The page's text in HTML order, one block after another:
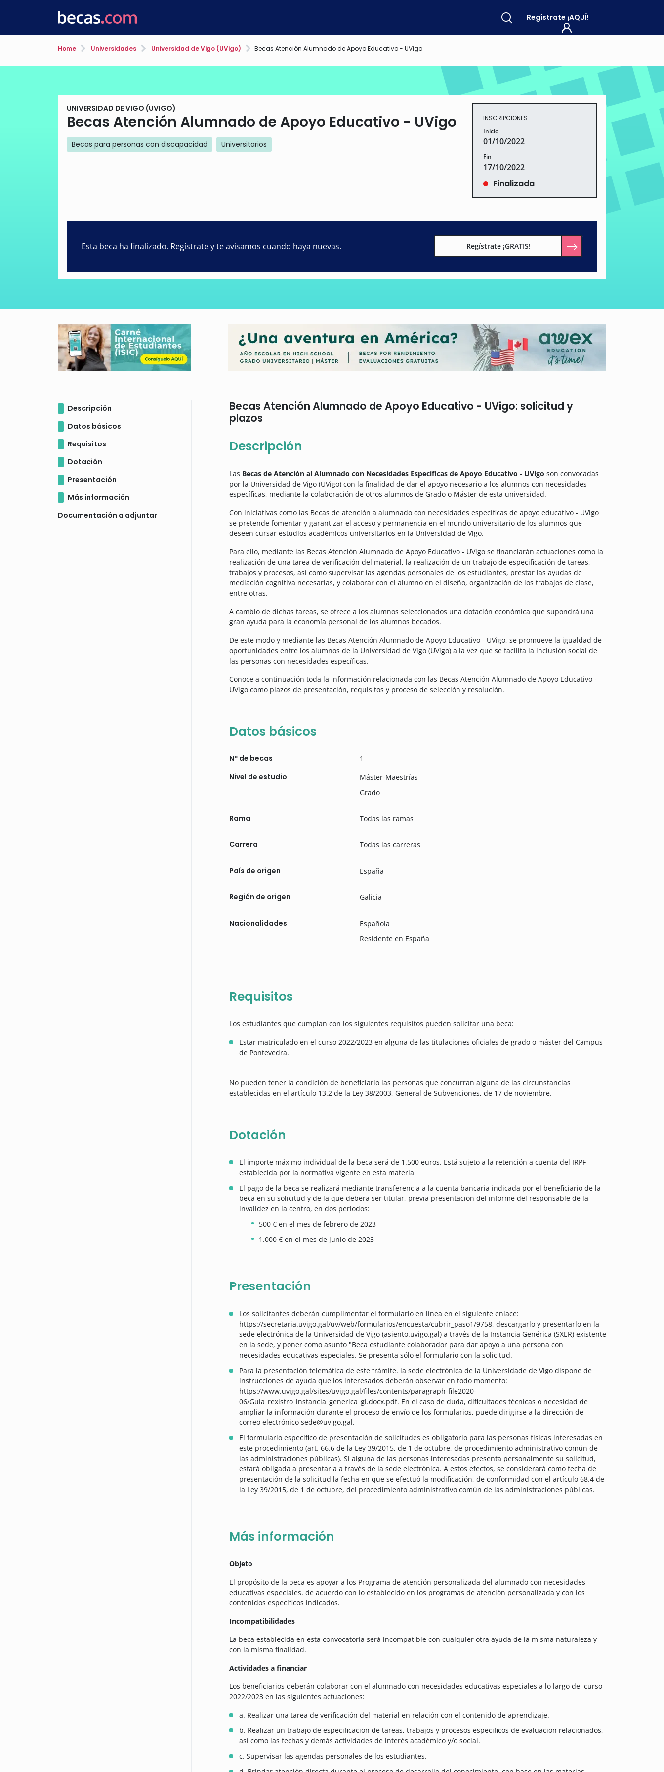
Regístrate ¡AQUÍ!
Home Universidades Universidad de Vigo (UVigo) Becas Atención Alumnado de Apoyo Educativo - UVigo
UNIVERSIDAD DE VIGO (UVIGO)
Becas Atención Alumnado de Apoyo Educativo - UVigo
Becas para personas con discapacidad Universitarios
INSCRIPCIONES
Inicio
01/10/2022
Fin
17/10/2022
Finalizada
Esta beca ha finalizado. Regístrate y te avisamos cuando haya nuevas. Regístrate ¡GRATIS!
Descripción
Datos básicos
Requisitos
Dotación
Presentación
Más información
Documentación a adjuntar
Becas Atención Alumnado de Apoyo Educativo - UVigo: solicitud y
plazos
Descripción
Las Becas de Atención al Alumnado con Necesidades Específicas de Apoyo Educativo - UVigo son convocadas
por la Universidad de Vigo (UVigo) con la finalidad de dar el apoyo necesario a los alumnos con necesidades
específicas, mediante la colaboración de otros alumnos de Grado o Máster de esta universidad.
Con iniciativas como las Becas de atención a alumnado con necesidades específicas de apoyo educativo - UVigo
se pretende fomentar y garantizar el acceso y permanencia en el mundo universitario de los alumnos que
deseen cursar estudios académicos universitarios en la Universidad de Vigo.
Para ello, mediante las Becas Atención Alumnado de Apoyo Educativo - UVigo se financiarán actuaciones como la
realización de una tarea de verificación del material, la realización de un trabajo de especificación de tareas,
trabajos y procesos, así como supervisar las agendas personales de los estudiantes, prestar las ayudas de
mediación cognitiva necesarias, y colaborar con el alumno en el diseño, organización de los trabajos de clase,
entre otras.
A cambio de dichas tareas, se ofrece a los alumnos seleccionados una dotación económica que supondrá una
gran ayuda para la economía personal de los alumnos becados.
De este modo y mediante las Becas Atención Alumnado de Apoyo Educativo - UVigo, se promueve la igualdad de
oportunidades entre los alumnos de la Universidad de Vigo (UVigo) a la vez que se facilita la inclusión social de
las personas con necesidades específicas.
Conoce a continuación toda la información relacionada con las Becas Atención Alumnado de Apoyo Educativo -
UVigo como plazos de presentación, requisitos y proceso de selección y resolución.
Datos básicos
Nº de becas 1
Nivel de estudio
Máster-Maestrías
Grado
Rama Todas las ramas
Carrera Todas las carreras
País de origen España
Región de origen Galicia
Nacionalidades
Española
Residente en España
Requisitos
Los estudiantes que cumplan con los siguientes requisitos pueden solicitar una beca:
Estar matriculado en el curso 2022/2023 en alguna de las titulaciones oficiales de grado o máster del Campus
de Pontevedra.
No pueden tener la condición de beneficiario las personas que concurran alguna de las circunstancias
establecidas en el artículo 13.2 de la Ley 38/2003, General de Subvenciones, de 17 de noviembre.
Dotación
El importe máximo individual de la beca será de 1.500 euros. Está sujeto a la retención a cuenta del IRPF
establecida por la normativa vigente en esta materia.
El pago de la beca se realizará mediante transferencia a la cuenta bancaria indicada por el beneficiario de la
beca en su solicitud y de la que deberá ser titular, previa presentación del informe del responsable de la
invalidez en la centro, en dos periodos:
500 € en el mes de febrero de 2023
1.000 € en el mes de junio de 2023
Presentación
Los solicitantes deberán cumplimentar el formulario en línea en el siguiente enlace:
https://secretaria.uvigo.gal/uv/web/formularios/encuesta/cubrir_paso1/9758, descargarlo y presentarlo en la
sede electrónica de la Universidad de Vigo (asiento.uvigo.gal) a través de la Instancia Genérica (SXER) existente
en la sede, y poner como asunto "Beca estudiante colaborador para dar apoyo a una persona con
necesidades educativas especiales. Se presenta sólo el formulario con la solicitud.
Para la presentación telemática de este trámite, la sede electrónica de la Universidade de Vigo dispone de
instrucciones de ayuda que los interesados deberán observar en todo momento:
https://www.uvigo.gal/sites/uvigo.gal/files/contents/paragraph-file2020-
06/Guia_rexistro_instancia_generica_gl.docx.pdf. En el caso de duda, dificultades técnicas o necesidad de
ampliar la información durante el proceso de envío de los formularios, puede dirigirse a la dirección de
correo electrónico sede@uvigo.gal.
El formulario específico de presentación de solicitudes es obligatorio para las personas físicas interesadas en
este procedimiento (art. 66.6 de la Ley 39/2015, de 1 de octubre, de procedimiento administrativo común de
las administraciones públicas). Si alguna de las personas interesadas presenta personalmente su solicitud,
estará obligada a presentarla a través de la sede electrónica. A estos efectos, se considerará como fecha de
presentación de la solicitud la fecha en que se efectuó la modificación, de conformidad con el artículo 68.4 de
la Ley 39/2015, de 1 de octubre, del procedimiento administrativo común de las administraciones públicas.
Más información
Objeto
El propósito de la beca es apoyar a los Programa de atención personalizada del alumnado con necesidades
educativas especiales, de acuerdo con lo establecido en los programas de atención personalizada y con los
contenidos específicos indicados.
Incompatibilidades
La beca establecida en esta convocatoria será incompatible con cualquier otra ayuda de la misma naturaleza y
con la misma finalidad.
Actividades a financiar
Los beneficiarios deberán colaborar con el alumnado con necesidades educativas especiales a lo largo del curso
2022/2023 en las siguientes actuaciones:
a. Realizar una tarea de verificación del material en relación con el contenido de aprendizaje.
b. Realizar un trabajo de especificación de tareas, trabajos y procesos específicos de evaluación relacionados,
así como las fechas y demás actividades de interés académico y/o social.
c. Supervisar las agendas personales de los estudiantes.